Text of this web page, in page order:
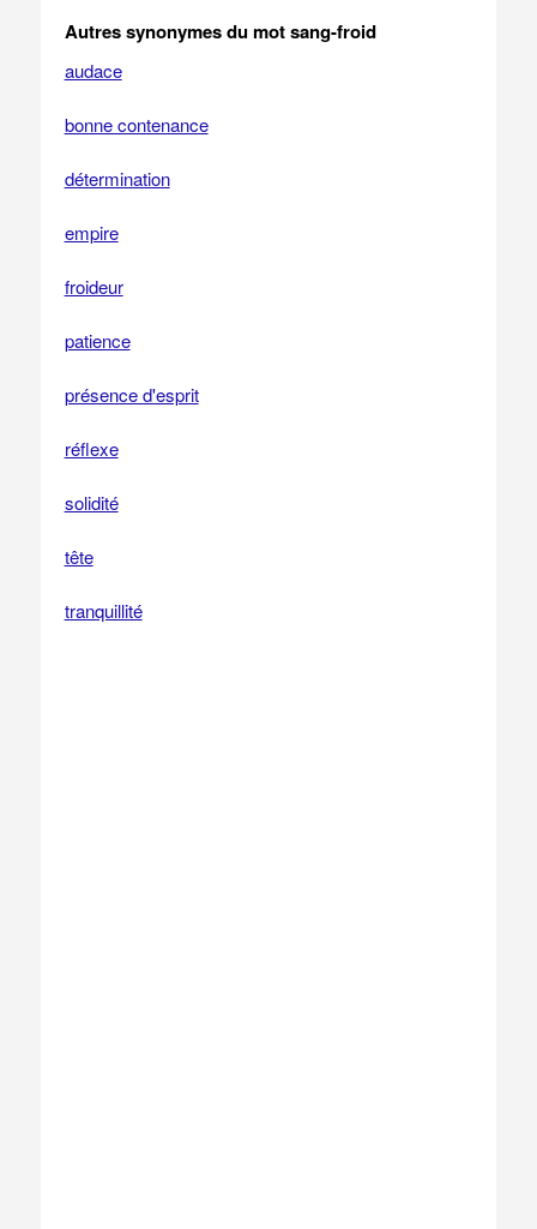
Autres synonymes du mot sang-froid
audace
bonne contenance
détermination
empire
froideur
patience
présence d'esprit
réflexe
solidité
tête
tranquillité